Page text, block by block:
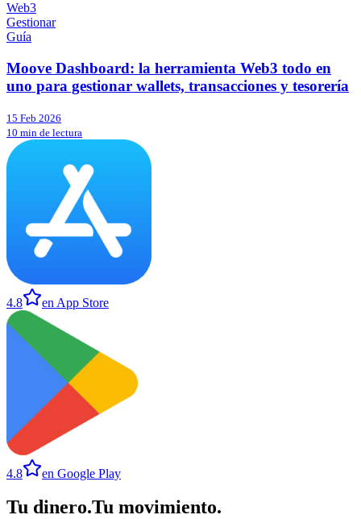
Web3
Gestionar
Guía
Moove Dashboard: la herramienta Web3 todo en
uno para gestionar wallets, transacciones y tesorería
15 Feb 2026
10 min de lectura
4.8 en App Store
4.8 en Google Play
Tu dinero.Tu movimiento.